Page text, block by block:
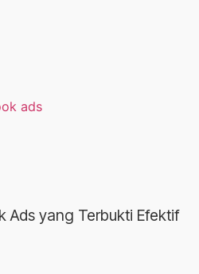
Ads yang Terbukti Efektif